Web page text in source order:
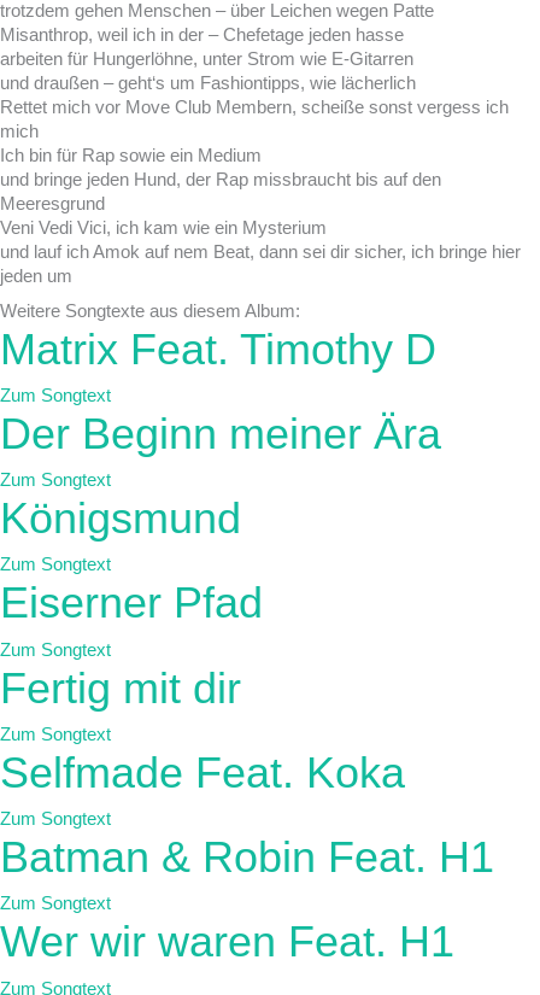
trotzdem gehen Menschen – über Leichen wegen Patte
Misanthrop, weil ich in der – Chefetage jeden hasse
arbeiten für Hungerlöhne, unter Strom wie E-Gitarren
und draußen – geht‘s um Fashiontipps, wie lächerlich
Rettet mich vor Move Club Membern, scheiße sonst vergess ich
mich
Ich bin für Rap sowie ein Medium
und bringe jeden Hund, der Rap missbraucht bis auf den
Meeresgrund
Veni Vedi Vici, ich kam wie ein Mysterium
und lauf ich Amok auf nem Beat, dann sei dir sicher, ich bringe hier
jeden um
Weitere Songtexte aus diesem Album:
Matrix Feat. Timothy D
Zum Songtext
Der Beginn meiner Ära
Zum Songtext
Königsmund
Zum Songtext
Eiserner Pfad
Zum Songtext
Fertig mit dir
Zum Songtext
Selfmade Feat. Koka
Zum Songtext
Batman & Robin Feat. H1
Zum Songtext
Wer wir waren Feat. H1
Zum Songtext